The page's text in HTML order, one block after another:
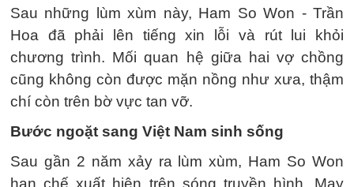
Sau những lùm xùm này, Ham So Won - Trần
Hoa đã phải lên tiếng xin lỗi và rút lui khỏi
chương trình. Mối quan hệ giữa hai vợ chồng
cũng không còn được mặn nồng như xưa, thậm
chí còn trên bờ vực tan vỡ.
Bước ngoặt sang Việt Nam sinh sống
Sau gần 2 năm xảy ra lùm xùm, Ham So Won
hạn chế xuất hiện trên sóng truyền hình. May